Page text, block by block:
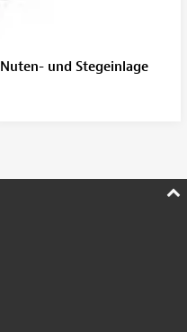
Nuten- und Stegeinlage